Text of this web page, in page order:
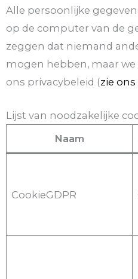
Alle persoonlijke
op de computer van de
zeggen dat niemand
mogen hebben, maar
ons privacybeleid (zie
Lijst van noodzakelijke
Naam
CookieGDPR